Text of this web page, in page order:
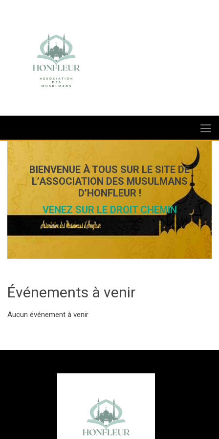
BIENVENUE À TOUS SUR LE SITE DE
L’ASSOCIATION DES MUSULMANS
D’HONFLEUR !
VENEZ SUR LE DROIT CHEMIN
Événements à venir
Aucun événement à venir